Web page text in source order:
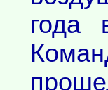
года